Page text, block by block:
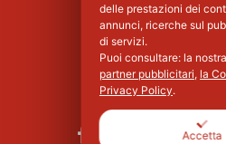
delle prestazioni dei
annunci, ricerche sul
di servizi.
Puoi consultare: la
partner pubblicitari, la
Privacy Policy.
Accetta